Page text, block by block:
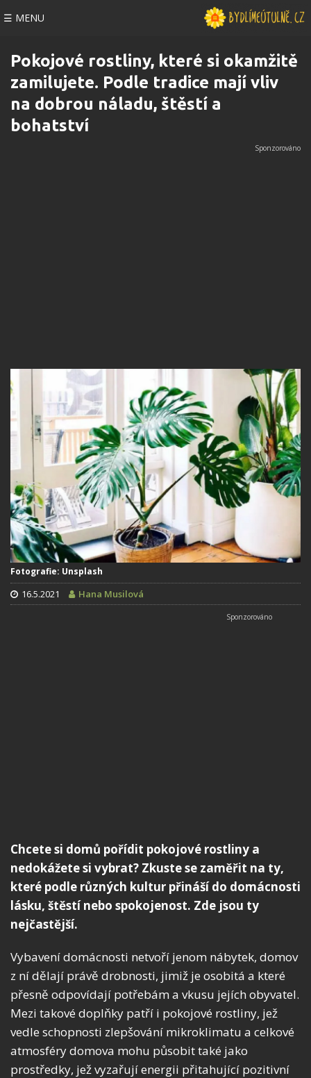
☰ MENU
Pokojové rostliny, které si okamžitě
zamilujete. Podle tradice mají vliv
na dobrou náladu, štěstí a
bohatství
Fotografie: Unsplash
16.5.2021 Hana Musilová
Chcete si domů pořídit pokojové rostliny a
nedokážete si vybrat? Zkuste se zaměřit na ty,
které podle různých kultur přináší do domácnosti
lásku, štěstí nebo spokojenost. Zde jsou ty
nejčastější.
Vybavení domácnosti netvoří jenom nábytek, domov
z ní dělají právě drobnosti, jimiž je osobitá a které
přesně odpovídají potřebám a vkusu jejích obyvatel.
Mezi takové doplňky patří i pokojové rostliny, jež
vedle schopnosti zlepšování mikroklimatu a celkové
atmosféry domova mohu působit také jako
prostředky, jež vyzařují energii přitahující pozitivní